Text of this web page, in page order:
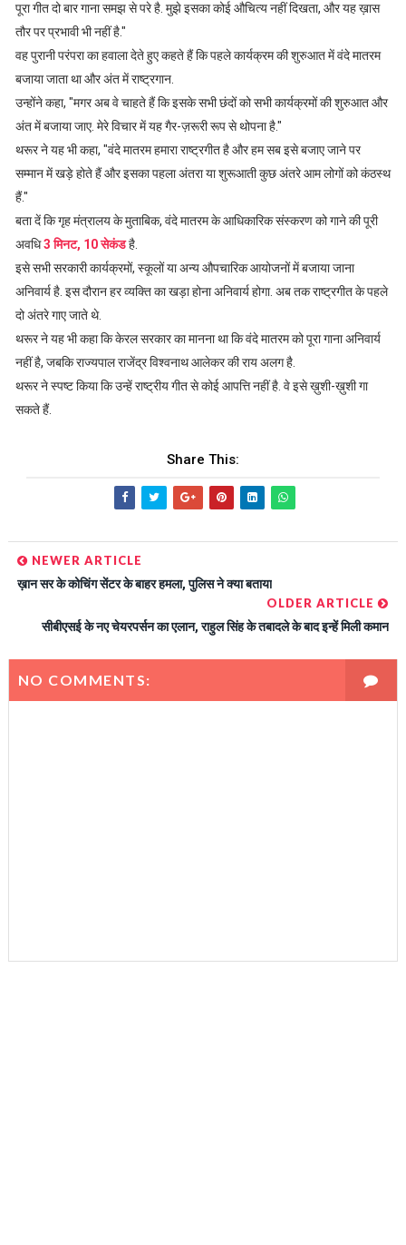
पूरा गीत दो बार गाना समझ से परे है. मुझे इसका कोई औचित्य नहीं दिखता, और यह ख़ास
तौर पर प्रभावी भी नहीं है."
वह पुरानी परंपरा का हवाला देते हुए कहते हैं कि पहले कार्यक्रम की शुरुआत में वंदे मातरम
बजाया जाता था और अंत में राष्ट्रगान.
उन्होंने कहा, "मगर अब वे चाहते हैं कि इसके सभी छंदों को सभी कार्यक्रमों की शुरुआत और
अंत में बजाया जाए. मेरे विचार में यह गैर-ज़रूरी रूप से थोपना है."
थरूर ने यह भी कहा, "वंदे मातरम हमारा राष्ट्रगीत है और हम सब इसे बजाए जाने पर
सम्मान में खड़े होते हैं और इसका पहला अंतरा या शुरूआती कुछ अंतरे आम लोगों को कंठस्थ
हैं."
बता दें कि गृह मंत्रालय के मुताबिक, वंदे मातरम के आधिकारिक संस्करण को गाने की पूरी
अवधि3 मिनट, 10 सेकंडहै.
इसे सभी सरकारी कार्यक्रमों, स्कूलों या अन्य औपचारिक आयोजनों में बजाया जाना
अनिवार्य है. इस दौरान हर व्यक्ति का खड़ा होना अनिवार्य होगा. अब तक राष्ट्रगीत के पहले
दो अंतरे गाए जाते थे.
थरूर ने यह भी कहा कि केरल सरकार का मानना था कि वंदे मातरम को पूरा गाना अनिवार्य
नहीं है, जबकि राज्यपाल राजेंद्र विश्वनाथ आलेकर की राय अलग है.
थरूर ने स्पष्ट किया कि उन्हें राष्ट्रीय गीत से कोई आपत्ति नहीं है. वे इसे ख़ुशी-ख़ुशी गा
सकते हैं.
Share This:
NEWER ARTICLE
ख़ान सर के कोचिंग सेंटर के बाहर हमला, पुलिस ने क्या बताया
OLDER ARTICLE
सीबीएसई के नए चेयरपर्सन का एलान, राहुल सिंह के तबादले के बाद इन्हें मिली कमान
NO COMMENTS: